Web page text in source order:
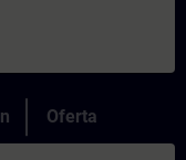
Oferta